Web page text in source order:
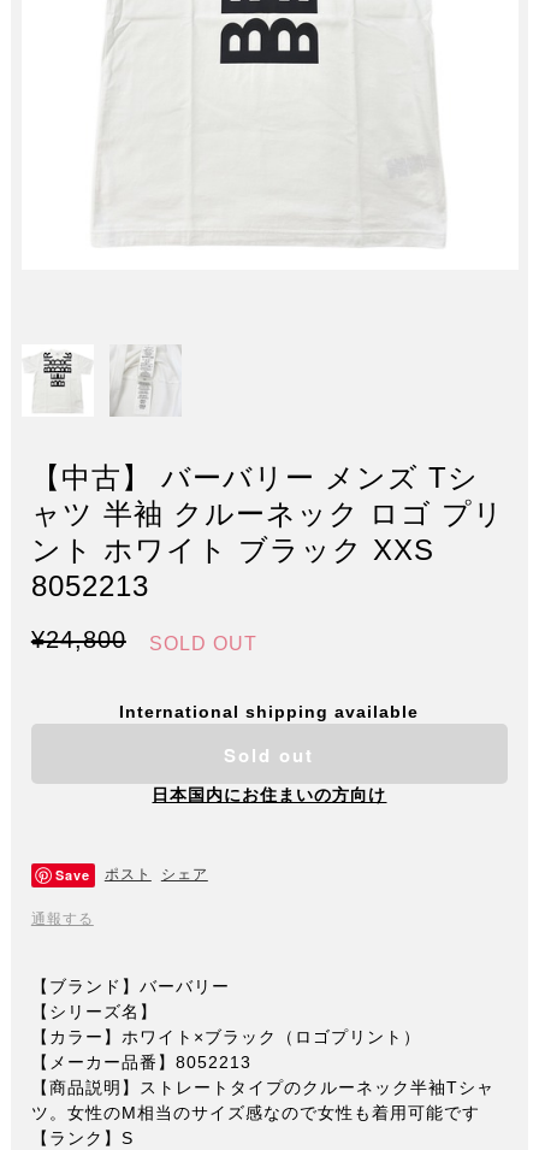
【中古】 バーバリー メンズ Tシ
ャツ 半袖 クルーネック ロゴ プリ
ント ホワイト ブラック XXS
8052213
¥24,800 SOLD OUT
International shipping available
Sold out
日本国内にお住まいの方向け
Save ポスト シェア
通報する
【ブランド】バーバリー
【シリーズ名】
【カラー】ホワイト×ブラック（ロゴプリント）
【メーカー品番】8052213
【商品説明】ストレートタイプのクルーネック半袖Tシャ
ツ。女性のM相当のサイズ感なので女性も着用可能です
【ランク】S